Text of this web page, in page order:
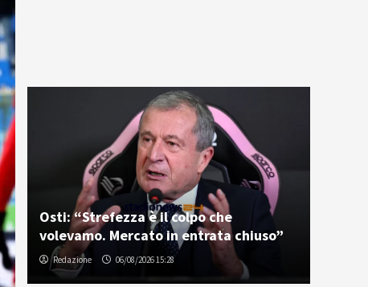
Osti: “Strefezza è il colpo che
volevamo. Mercato in entrata chiuso”
Redazione 06/08/2026 15:28